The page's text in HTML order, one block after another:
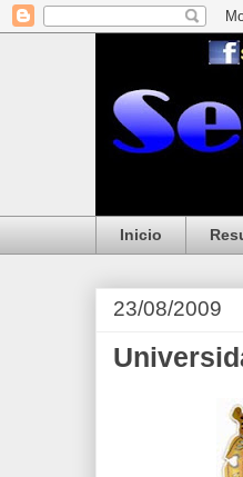
Inicio
23/08/2009